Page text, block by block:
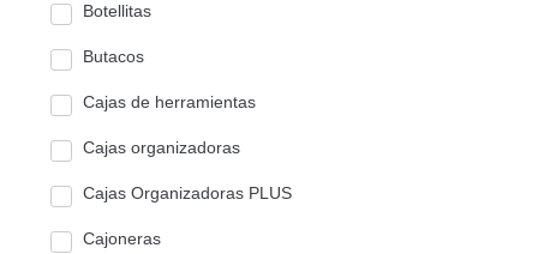
Botellitas
Butacos
Cajas de herramientas
Cajas organizadoras
Cajas Organizadoras PLUS
Cajoneras